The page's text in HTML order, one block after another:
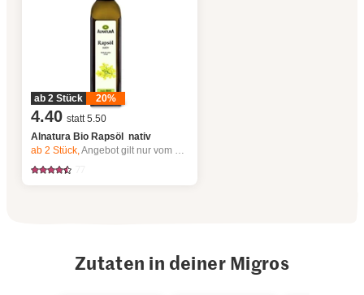
ab 2 Stück 20%
4.40 statt 5.50
Alnatura Bio Rapsöl nativ
ab 2Stück,Angebot gilt nur vom 6.8. bis 12.8.2026, solange Vorrat.
Zutaten in deiner Migros